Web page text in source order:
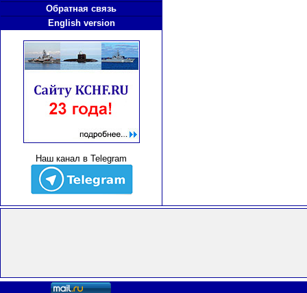
Обратная связь
English version
Наш канал в Telegram